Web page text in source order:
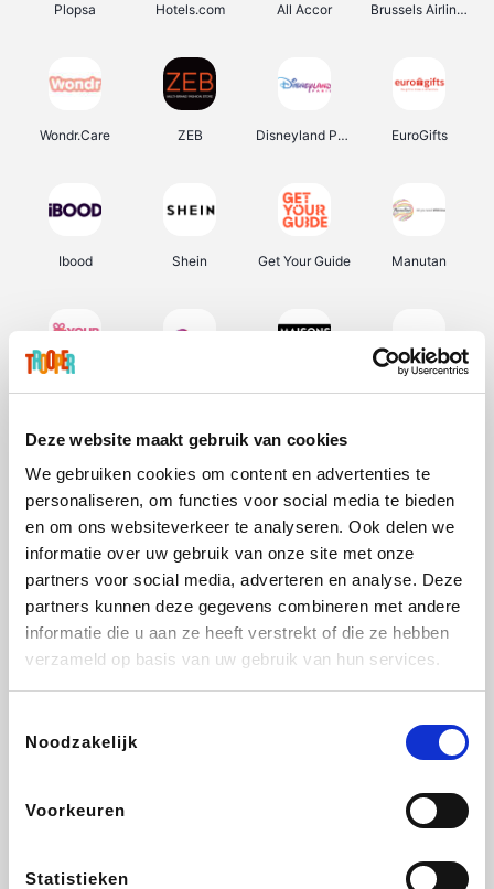
Deze website maakt gebruik van cookies
We gebruiken cookies om content en advertenties te
personaliseren, om functies voor social media te bieden
en om ons websiteverkeer te analyseren. Ook delen we
informatie over uw gebruik van onze site met onze
partners voor social media, adverteren en analyse. Deze
partners kunnen deze gegevens combineren met andere
informatie die u aan ze heeft verstrekt of die ze hebben
verzameld op basis van uw gebruik van hun services.
Noodzakelijk
Voorkeuren
Statistieken
Plopsa Hotels.com All Accor Brussels Airlines
Wondr.Care ZEB Disneyland Paris EuroGifts
Ibood Shein Get Your Guide Manutan
Weekendesk Sarenza Schiesser Interhome
Lufthansa